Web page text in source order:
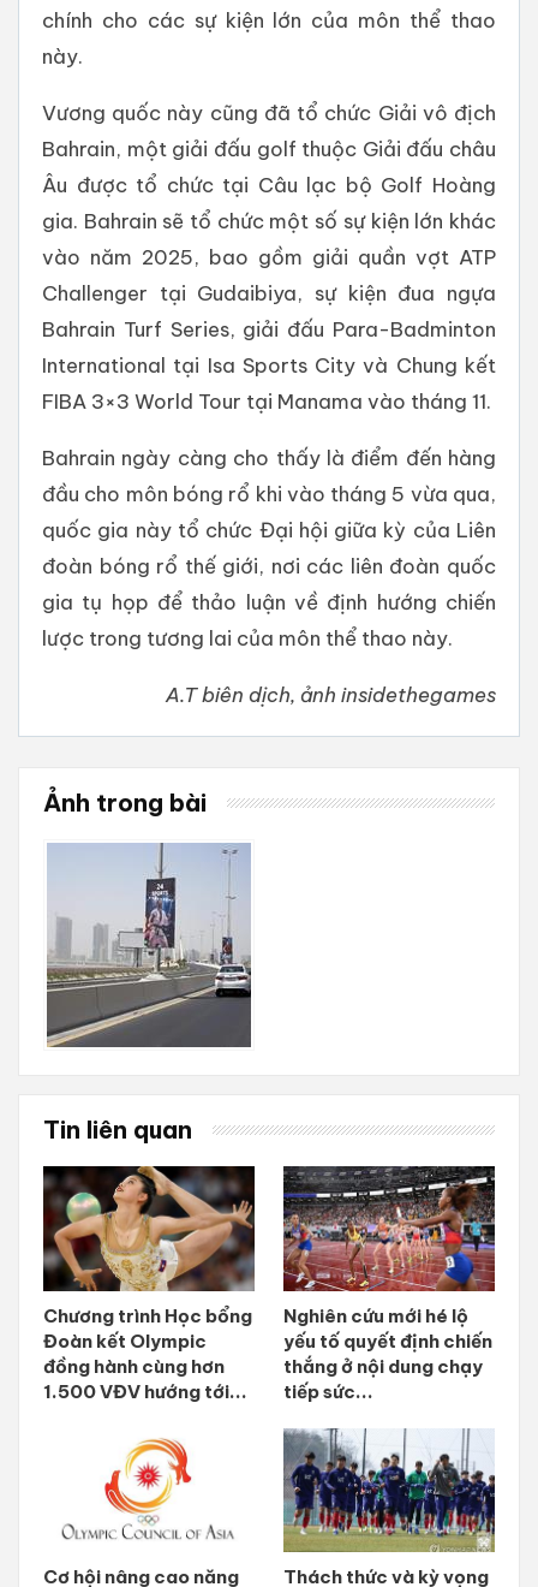
chính cho các sự kiện lớn của môn thể thao
này.
Vương quốc này cũng đã tổ chức Giải vô địch
Bahrain, một giải đấu golf thuộc Giải đấu châu
Âu được tổ chức tại Câu lạc bộ Golf Hoàng
gia. Bahrain sẽ tổ chức một số sự kiện lớn khác
vào năm 2025, bao gồm giải quần vợt ATP
Challenger tại Gudaibiya, sự kiện đua ngựa
Bahrain Turf Series, giải đấu Para-Badminton
International tại Isa Sports City và Chung kết
FIBA ​​3×3 World Tour tại Manama vào tháng 11.
Bahrain ngày càng cho thấy là điểm đến hàng
đầu cho môn bóng rổ khi vào tháng 5 vừa qua,
quốc gia này tổ chức Đại hội giữa kỳ của Liên
đoàn bóng rổ thế giới, nơi các liên đoàn quốc
gia tụ họp để thảo luận về định hướng chiến
lược trong tương lai của môn thể thao này.
A.T biên dịch, ảnh insidethegames
Ảnh trong bài
Tin liên quan
Chương trình Học bổng
Đoàn kết Olympic
đồng hành cùng hơn
1.500 VĐV hướng tới...
Nghiên cứu mới hé lộ
yếu tố quyết định chiến
thắng ở nội dung chạy
tiếp sức...
Cơ hội nâng cao năng
Thách thức và kỳ vọng